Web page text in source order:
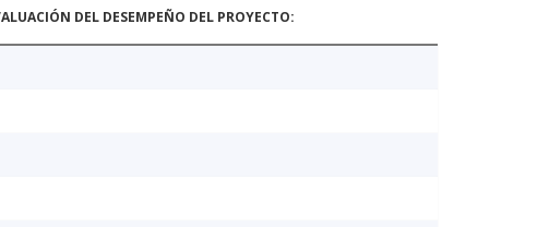
DEL DESEMPEÑO DEL PROYECTO: